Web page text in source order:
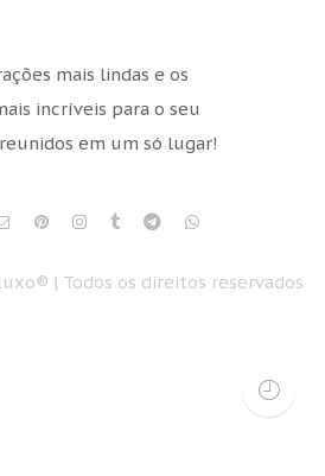
mais lindas e os
incríveis para o seu
em um só lugar!
| Todos os direitos reservados